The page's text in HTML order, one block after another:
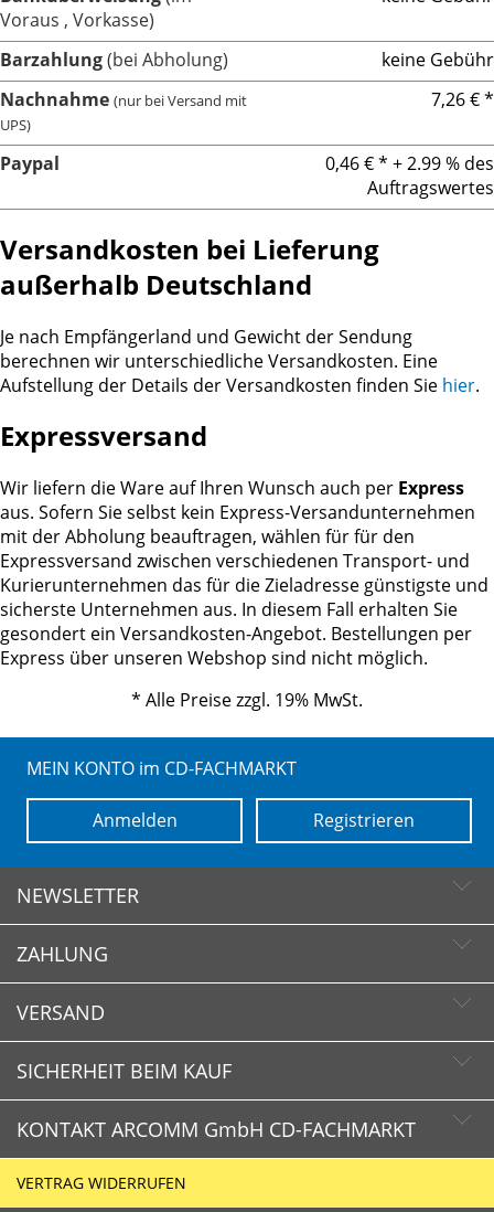
Voraus , Vorkasse)
Barzahlung(bei Abholung)
keine Gebühr
Nachnahme (nur bei Versand mit
UPS)
7,26 € *
Paypal
0,46 € * + 2.99 % des
Auftragswertes
Versandkosten bei Lieferung
außerhalb Deutschland
Je nach Empfängerland und Gewicht der Sendung
berechnen wir unterschiedliche Versandkosten. Eine
Aufstellung der Details der Versandkosten finden Sie hier.
Expressversand
Wir liefern die Ware auf Ihren Wunsch auch per Express
aus. Sofern Sie selbst kein Express-Versandunternehmen
mit der Abholung beauftragen, wählen für für den
Expressversand zwischen verschiedenen Transport- und
Kurierunternehmen das für die Zieladresse günstigste und
sicherste Unternehmen aus. In diesem Fall erhalten Sie
gesondert ein Versandkosten-Angebot. Bestellungen per
Express über unseren Webshop sind nicht möglich.
* Alle Preise zzgl. 19% MwSt.
MEIN KONTO im CD-FACHMARKT
Registrieren
Anmelden
NEWSLETTER
Newsletter abonnieren
Newsletter abbestellen
ZAHLUNG
VERSAND
SICHERHEIT BEIM KAUF
CD-FACHMARKT.de
KONTAKT ARCOMM GmbH CD-FACHMARKT
VERTRAG WIDERRUFEN